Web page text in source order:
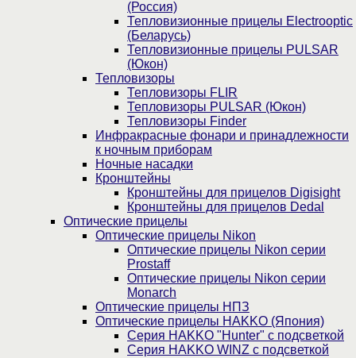
(Россия)
Тепловизионные прицелы Electrooptic
(Беларусь)
Тепловизионные прицелы PULSAR
(Юкон)
Тепловизоры
Тепловизоры FLIR
Тепловизоры PULSAR (Юкон)
Тепловизоры Finder
Инфракрасные фонари и принадлежности
к ночным приборам
Ночные насадки
Кронштейны
Кронштейны для прицелов Digisight
Кронштейны для прицелов Dedal
Оптические прицелы
Оптические прицелы Nikon
Оптические прицелы Nikon серии
Prostaff
Оптические прицелы Nikon серии
Monarch
Оптические прицелы НПЗ
Оптические прицелы HAKKO (Япония)
Cерия HAKKO "Hunter" с подсветкой
Серия НAKKO WINZ с подсветкой